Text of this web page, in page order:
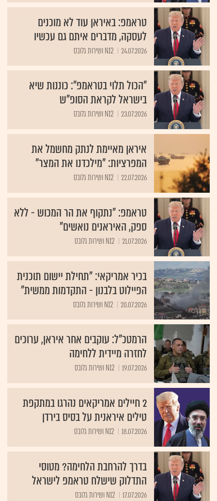
טראמפ: באיראן עוד לא מוכנים
לעסקה, מדברים איתם גם עכשיו
24.07.2026 N12 ושירות גלובס
"הכול תלוי בטראמפ": כוננות שיא
בישראל לקראת הסופ"ש
23.07.2026 N12 ושירות גלובס
איראן מאיימת לנתק מחשמל את
המפרציות: "מילכדנו את המצר"
22.07.2026 N12 ושירות גלובס
טראמפ: "נתקוף את הר המכוש - ללא
ספק, האיראנים נואשים"
21.07.2026 N12 ושירות גלובס
בכיר אמריקאי: "תחילת יישום תוכנית
הפיילוט בלבנון - התקדמות ממשית"
20.07.2026 N12 ושירות גלובס
הרמטכ"ל: עוקבים אחר איראן, ערוכים
לחזרה מיידית ללחימה
19.07.2026 N12 ושירות גלובס
2 חיילים אמריקאים נהרגו במתקפת
טילים איראנית על בסיס בירדן
18.07.2026 N12 ושירות גלובס
בדרך להרחבת הלחימה? מטוסי
התדלוק שישלח טראמפ לישראל
17.07.2026 N12 ושירות גלובס